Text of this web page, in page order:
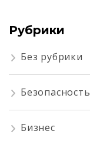
Рубрики
Без рубрики
Безопасность
Бизнес